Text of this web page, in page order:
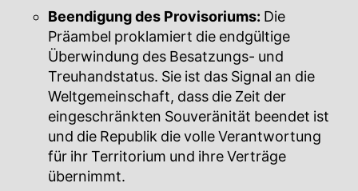
Beendigung des Provisoriums: Die
Präambel proklamiert die endgültige
Überwindung des Besatzungs- und
Treuhandstatus. Sie ist das Signal an die
Weltgemeinschaft, dass die Zeit der
eingeschränkten Souveränität beendet ist
und die Republik die volle Verantwortung
für ihr Territorium und ihre Verträge
übernimmt.